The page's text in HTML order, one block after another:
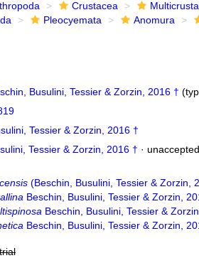
Crustacea
Pleocyemata Anomura
Busulini, Tessier & Zorzin, 2016 †
Tessier & Zorzin, 2016 †
Tessier & Zorzin, 2016 † · unaccepted
(Beschin, Busulini, Tessier & Zorzin,
Beschin, Busulini, Tessier & Zorzin,
Beschin, Busulini, Tessier &
Beschin, Busulini, Tessier & Zorzin,